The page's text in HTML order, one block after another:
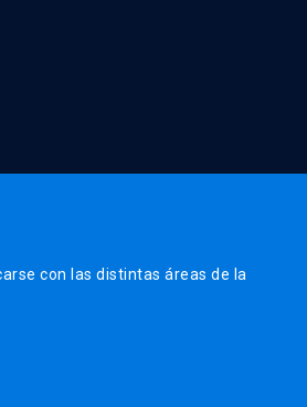
con las distintas áreas de la